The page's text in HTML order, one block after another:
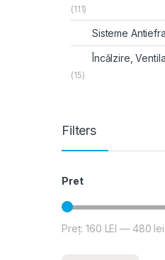
(111)
Sisteme
Încălzire,
(15)
Filters
Pret
Preț minim
Preț maxim
Preț:160 LEI — 480 lei